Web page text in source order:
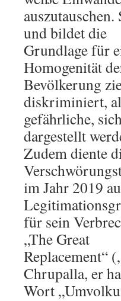
und bildet die
Grundlage für
Homogenität
Bevölkerung
diskriminiert,
gefährliche,
dargestellt
Zudem diente
im Jahr 2019
für sein
„The Great
Replacement“
Chrupalla, er
Wort